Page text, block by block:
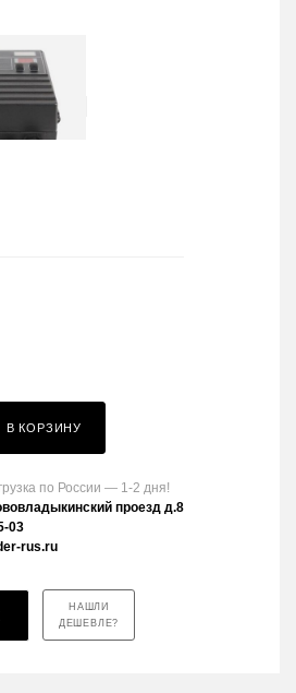
В КОРЗИНУ
по России — 1-2 дня!
проезд д.8
03
rus.ru
НАШЛИ
ДЕШЕВЛЕ?